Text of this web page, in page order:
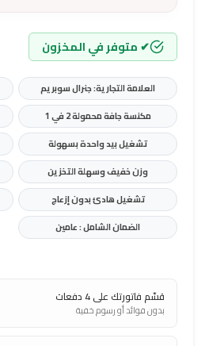
✔ متوفر في المخزون
العلامة التجارية: جنرال سوبريم
مكنسة جافة محمولة 2 في 1
تشغيل بيد واحدة بسهولة
وزن خفيف وسهلة التخزين
تشغيل هادئ بدون إزعاج
الضمان الشامل : عامين
قسّم فاتورتك على 4 دفعات
بدون فوائد أو رسوم خفية